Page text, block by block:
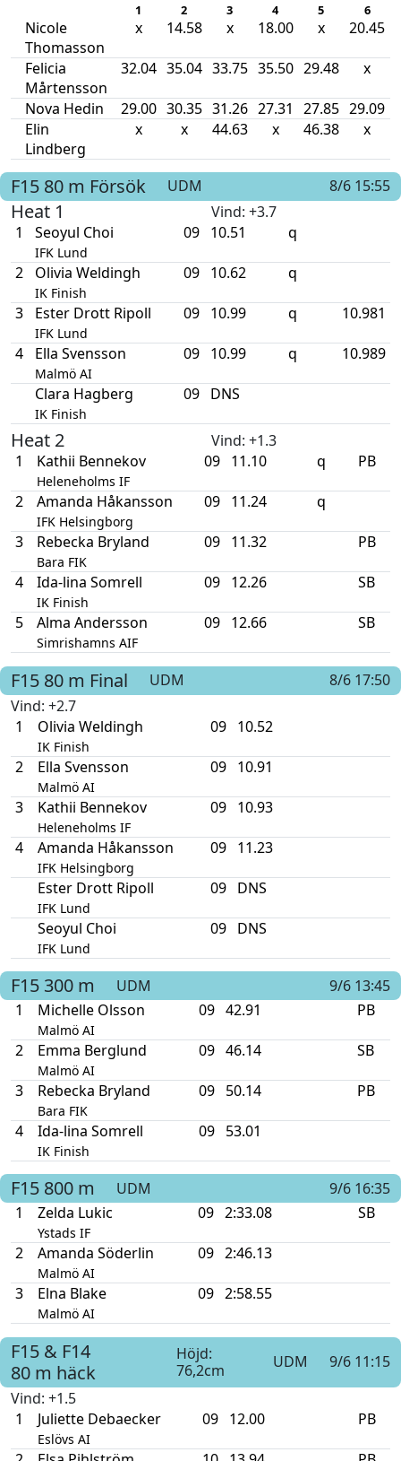
1 2 3 4 5 6
Nicole
Thomasson
x 14.58 x 18.00 x 20.45
Felicia
Mårtensson
32.04 35.04 33.75 35.50 29.48 x
Nova Hedin 29.00 30.35 31.26 27.31 27.85 29.09
Elin
Lindberg
x x 44.63 x 46.38 x
F15 80 m Försök UDM 8/6 15:55
Heat 1 Vind: +3.7
1
Seoyul Choi
IFK Lund
09 10.51 q
2 Olivia Weldingh
IK Finish
09 10.62 q
3 Ester Drott Ripoll
IFK Lund
09 10.99 q 10.981
4 Ella Svensson
Malmö AI
09 10.99 q 10.989
Clara Hagberg
IK Finish
09 DNS
Heat 2 Vind: +1.3
1
Kathii Bennekov
Heleneholms IF
09 11.10 q PB
2 Amanda Håkansson
IFK Helsingborg
09 11.24 q
3 Rebecka Bryland
Bara FIK
09 11.32 PB
4 Ida-lina Somrell
IK Finish
09 12.26 SB
5 Alma Andersson
Simrishamns AIF
09 12.66 SB
F15 80 m Final UDM
8/6 17:50
Vind: +2.7
1
Olivia Weldingh
IK Finish
09 10.52
2 Ella Svensson
Malmö AI
09 10.91
3 Kathii Bennekov
Heleneholms IF
09 10.93
4 Amanda Håkansson
IFK Helsingborg
09 11.23
Ester Drott Ripoll
IFK Lund
09 DNS
Seoyul Choi
IFK Lund
09 DNS
F15 300 m UDM
9/6 13:45
1
Michelle Olsson
Malmö AI
09 42.91 PB
2 Emma Berglund
Malmö AI
09 46.14 SB
3 Rebecka Bryland
Bara FIK
09 50.14 PB
4 Ida-lina Somrell
IK Finish
09 53.01
F15 800 m UDM
9/6 16:35
1
Zelda Lukic
Ystads IF
09 2:33.08 SB
2 Amanda Söderlin
Malmö AI
09 2:46.13
3 Elna Blake
Malmö AI
09 2:58.55
F15 & F14
80 m häck
Höjd:
76,2cm
UDM
9/6 11:15
Vind: +1.5
1
Juliette Debaecker
Eslövs AI
09 12.00 PB